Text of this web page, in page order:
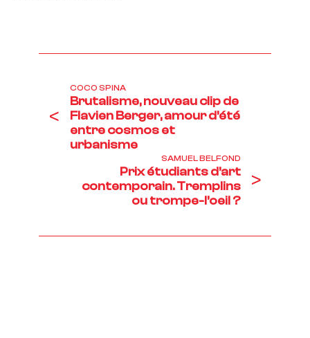
<
COCO SPINA
Brutalisme, nouveau clip de
Flavien Berger, amour d’été
entre cosmos et
urbanisme
SAMUEL BELFOND
Prix étudiants d’art
contemporain. Tremplins
ou trompe-l’oeil ?
>